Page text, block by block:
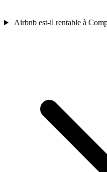
Airbnb est-il rentable à